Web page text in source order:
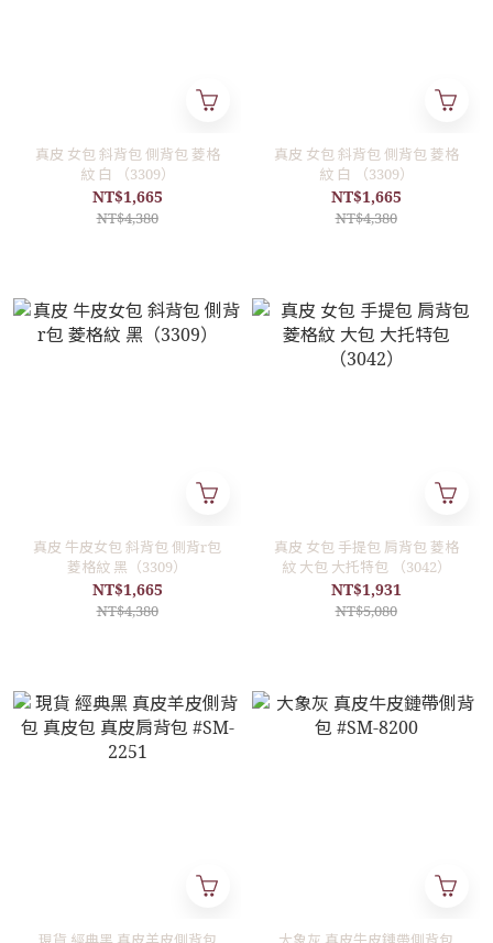
真皮 女包 斜背包 側背包 菱格
紋 白 （3309）
NT$1,665
NT$4,380
真皮 女包 斜背包 側背包 菱格
紋 白 （3309）
NT$1,665
NT$4,380
真皮 牛皮女包 斜背包 側背r包
菱格紋 黑（3309）
NT$1,665
NT$4,380
真皮 女包 手提包 肩背包 菱格
紋 大包 大托特包 （3042）
NT$1,931
NT$5,080